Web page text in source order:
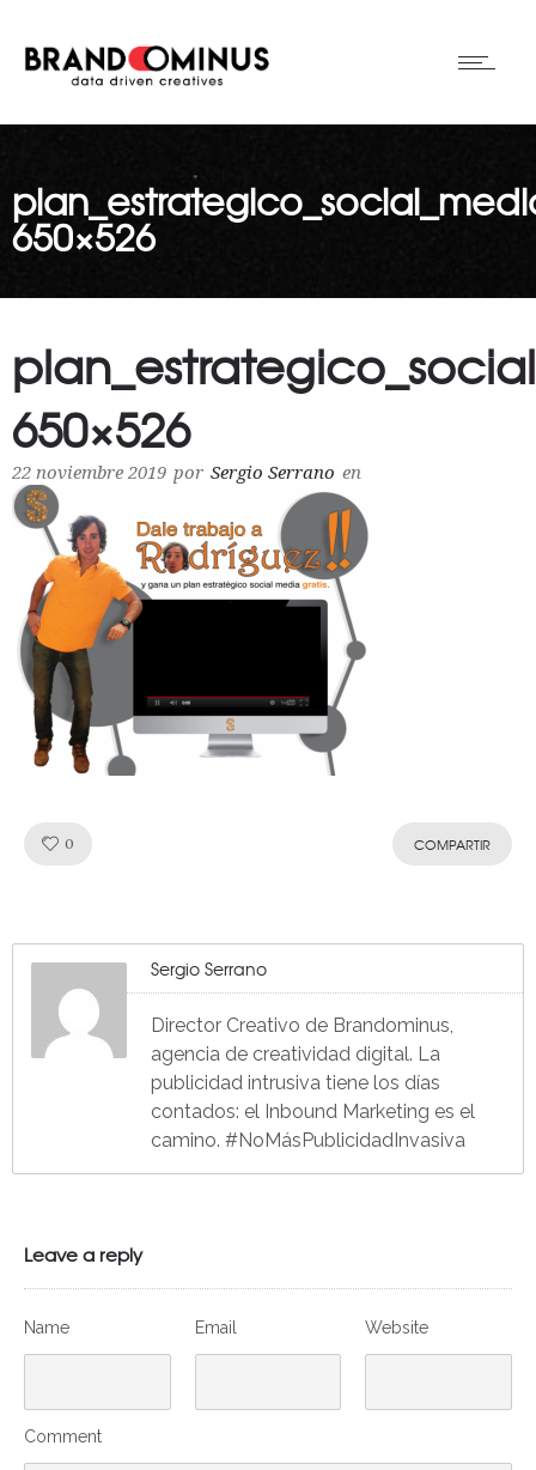
650×526
650×526
22 noviembre 2019 por Sergio Serrano en
0 COMPARTIR
Sergio Serrano
Director Creativo de Brandominus,
agencia de creatividad digital. La
publicidad intrusiva tiene los días
contados: el Inbound Marketing es el
camino. #NoMásPublicidadInvasiva
Leave a reply
Name Email Website
Comment